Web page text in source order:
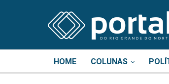
HOME COLUNAS